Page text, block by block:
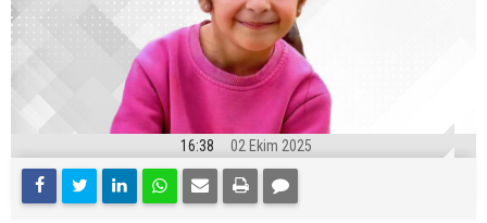
16:38 02 Ekim 2025